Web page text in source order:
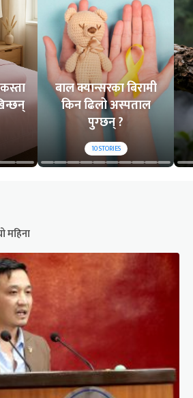
बाल क्यान्सरका बिरामी
किन ढिलो अस्पताल
पुग्छन् ?
10STORIES
महिना